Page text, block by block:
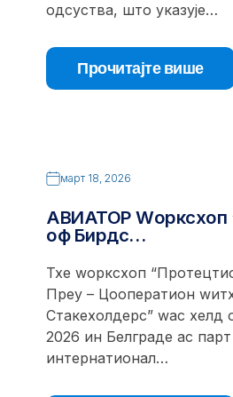
одсуства, што указује…
Прочитајте више
март 18, 2026
АВИАТОР Wорксхоп
оф Бирдс…
Тхе wорксхоп
Преy – Цооператион
Стакехолдерс” wас хелд
2026 ин Белграде ас
интернатионал…